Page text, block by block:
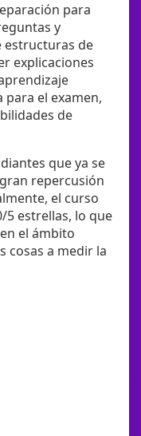
para
y
estructuras de
explicaciones
el examen,
de
que ya se
repercusión
el curso
5 estrellas, lo que
el ámbito
cosas a medir la